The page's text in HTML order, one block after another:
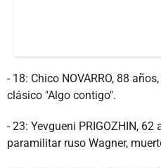
- 18: Chico NOVARRO, 88
clásico "Algo contigo".
- 23: Yevgueni PRIGOZHIN,
paramilitar ruso Wagner,